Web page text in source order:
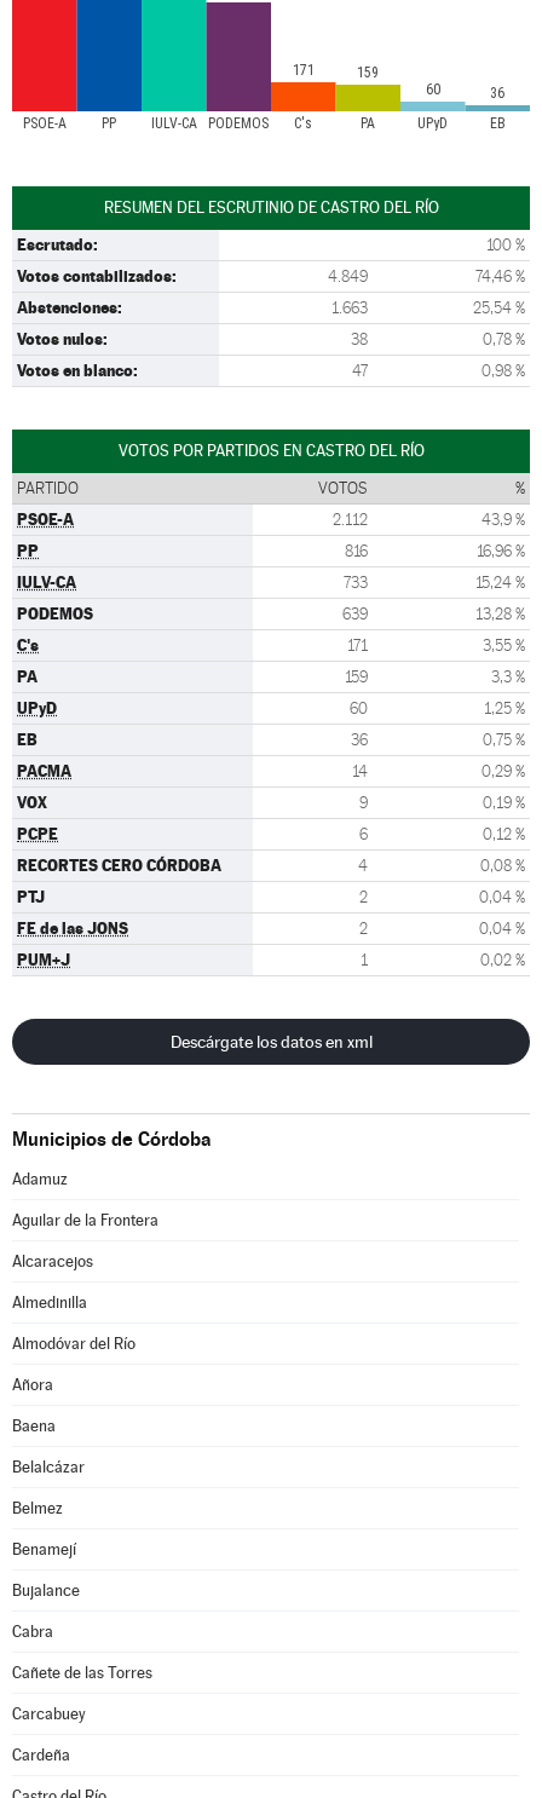
PSOE-A PP IULV-CA PODEMOS C's PA UPyD EB
171
159
60
36
RESUMEN DEL ESCRUTINIO DE CASTRO DEL RÍO
Escrutado: 100 %
Votos contabilizados: 4.849 74,46 %
Abstenciones: 1.663 25,54 %
Votos nulos: 38 0,78 %
Votos en blanco: 47 0,98 %
VOTOS POR PARTIDOS EN CASTRO DEL RÍO
PARTIDO VOTOS %
PSOE-A 2.112 43,9 %
PP 816 16,96 %
IULV-CA 733 15,24 %
PODEMOS 639 13,28 %
C's 171 3,55 %
PA 159 3,3 %
UPyD 60 1,25 %
EB 36 0,75 %
PACMA 14 0,29 %
VOX 9 0,19 %
PCPE 6 0,12 %
RECORTES CERO CÓRDOBA 4 0,08 %
PTJ 2 0,04 %
FE de las JONS 2 0,04 %
PUM+J 1 0,02 %
Descárgate los datos en xml
Municipios de Córdoba
Adamuz
Aguilar de la Frontera
Alcaracejos
Almedinilla
Almodóvar del Río
Añora
Baena
Belalcázar
Belmez
Benamejí
Bujalance
Cabra
Cañete de las Torres
Carcabuey
Cardeña